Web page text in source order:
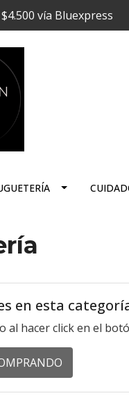
vía Bluexpress
en esta
hacer click en el